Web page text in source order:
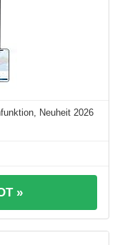
Neuheit 2026
»